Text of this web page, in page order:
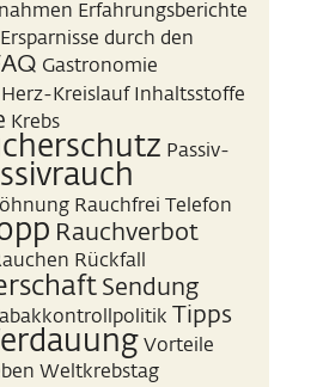
Erfahrungsberichte
Ersparnisse durch den
Gastronomie
Herz-Kreislauf Inhaltsstoffe
Krebs
Passiv-
Rauchfrei Telefon
Rauchverbot
Rückfall
Sendung
Tipps
Vorteile
Weltkrebstag